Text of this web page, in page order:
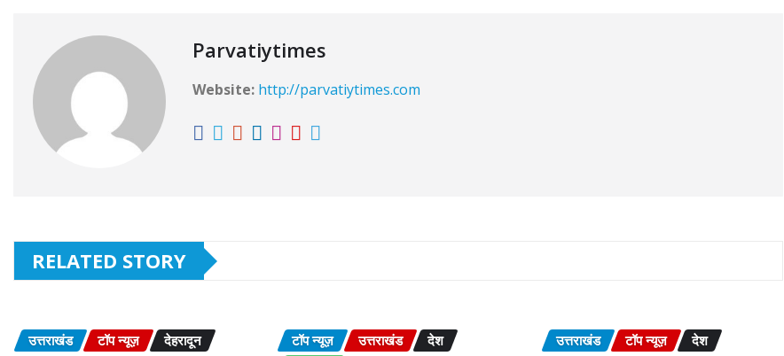
Parvatiytimes
Website: http://parvatiytimes.com
RELATED STORY
उत्तराखंड टॉप न्यूज़ देहरादून टॉप न्यूज़ उत्तराखंड
देश
उत्तराखंड टॉप न्यूज़ देश